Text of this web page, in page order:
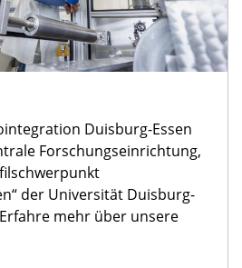
Duisburg-Essen
Forschungseinrichtung,
der Universität Duisburg-
mehr über unsere